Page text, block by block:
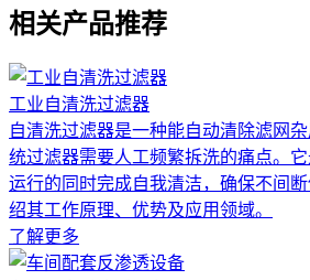
相关产品推荐
工业自清洗过滤器
自清洗过滤器是一种能自动清除滤网
统过滤器需要人工频繁拆洗的痛点。
运行的同时完成自我清洁，确保不间
绍其工作原理、优势及应用领域。
了解更多